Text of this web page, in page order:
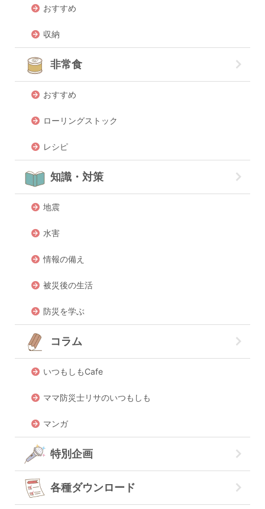
おすすめ
収納
非常食
おすすめ
ローリングストック
レシピ
知識・対策
地震
水害
情報の備え
被災後の生活
防災を学ぶ
コラム
いつもしもCafe
ママ防災士リサのいつもしも
マンガ
特別企画
各種ダウンロード